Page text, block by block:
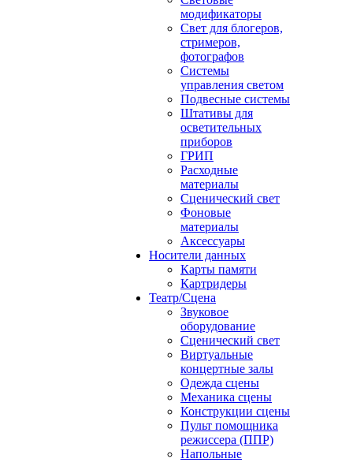
модификаторы
Свет для блогеров,
стримеров,
фотографов
Системы
управления светом
Подвесные системы
Штативы для
осветительных
приборов
ГРИП
Расходные
материалы
Сценический свет
Фоновые
материалы
Аксессуары
Носители данных
Карты памяти
Картридеры
Театр/Сцена
Звуковое
оборудование
Сценический свет
Виртуальные
концертные залы
Одежда сцены
Механика сцены
Конструкции сцены
Пульт помощника
режиссера (ППР)
Напольные